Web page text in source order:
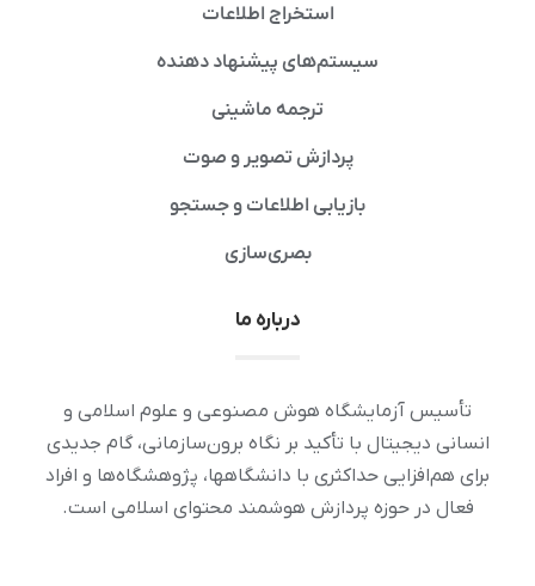
استخراج اطلاعات
سیستم‌های پیشنهاد دهنده
ترجمه ماشینی
پردازش تصویر و صوت
بازیابی اطلاعات و جستجو
بصری‌سازی
درباره ما
تأسیس آزمایشگاه هوش مصنوعی و علوم اسلامی و
انسانی دیجیتال با تأکید بر نگاه برون‌سازمانی، گام جدیدی
برای هم‌افزایی حداکثری با دانشگاهها، پژوهشگاه‌ها و افراد
فعال در حوزه پردازش هوشمند محتوای اسلامی است.